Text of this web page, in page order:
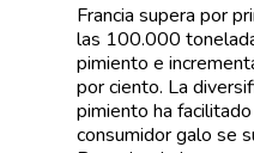
Francia supera por
las 100.000
pimiento e
por ciento. La
pimiento ha
consumidor galo se